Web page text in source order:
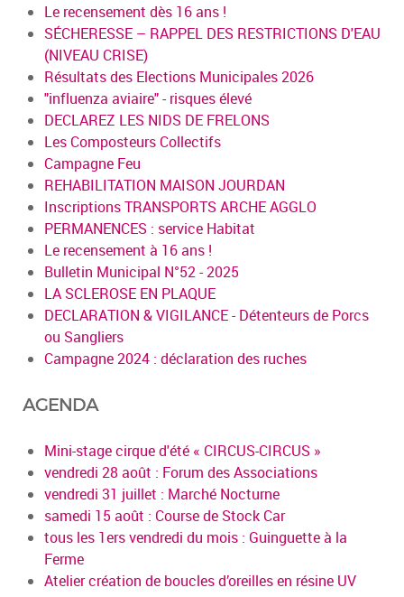
Le recensement dès 16 ans !
SÉCHERESSE – RAPPEL DES RESTRICTIONS D'EAU
(NIVEAU CRISE)
Résultats des Elections Municipales 2026
"influenza aviaire" - risques élevé
DECLAREZ LES NIDS DE FRELONS
Les Composteurs Collectifs
Campagne Feu
REHABILITATION MAISON JOURDAN
Inscriptions TRANSPORTS ARCHE AGGLO
PERMANENCES : service Habitat
Le recensement à 16 ans !
Bulletin Municipal N°52 - 2025
LA SCLEROSE EN PLAQUE
DECLARATION & VIGILANCE - Détenteurs de Porcs
ou Sangliers
Campagne 2024 : déclaration des ruches
AGENDA
Mini-stage cirque d'été « CIRCUS-CIRCUS »
vendredi 28 août : Forum des Associations
vendredi 31 juillet : Marché Nocturne
samedi 15 août : Course de Stock Car
tous les 1ers vendredi du mois : Guinguette à la
Ferme
Atelier création de boucles d’oreilles en résine UV